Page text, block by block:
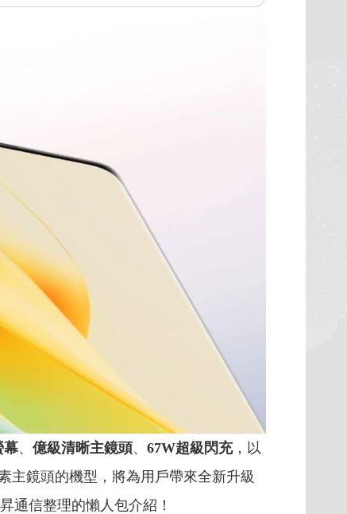
幕、 億級清晰主鏡頭、 67W超級閃充，以
主鏡頭的機型，將為用戶帶來全新升級
通信整理的懶人包介紹！